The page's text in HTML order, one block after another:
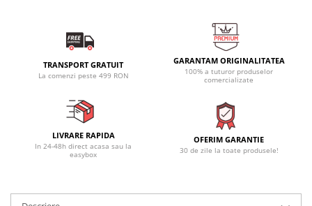
TRANSPORT GRATUIT
La comenzi peste 499 RON
GARANTAM ORIGINALITATEA
100% a tuturor produselor
comercializate
LIVRARE RAPIDA
In 24-48h direct acasa sau la
easybox
OFERIM GARANTIE
30 de zile la toate produsele!